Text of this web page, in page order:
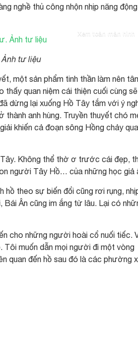
nghề thủ công nhộn nhịp năng
Xem toàn màn hình
Ảnh tư liệu
một sản phẩm tinh thần làm nên
quan niệm cái thiện cuối cùng sẽ
dừng lại xuống Hồ Tây tắm với ý
anh hùng. Truyền thuyết chó
khiến cả đoạn sông Hồng chảy qua
Không thể thờ ơ trước cái đẹp,
người Tây Hồ… của những học giả
hồ theo sự biến đổi cũng rơi rụng,
Ân cũng im ắng từ lâu. Lại có
cho những người hoài cổ nuối tiếc.
muốn dẫn mọi người đi một vòng
quan đến hồ sau đó là các phường